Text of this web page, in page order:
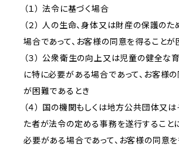
（１） 法令に基づく場合
（２） 人の生命、身体又は財産の保護の
場合であって、お客様の同意を得ることが
（３） 公衆衛生の向上又は児童の健全な
に特に必要がある場合であって、お客様
が困難であるとき
（４） 国の機関もしくは地方公共団体又
た者が法令の定める事務を遂行すること
必要がある場合であって、お客様の同意を